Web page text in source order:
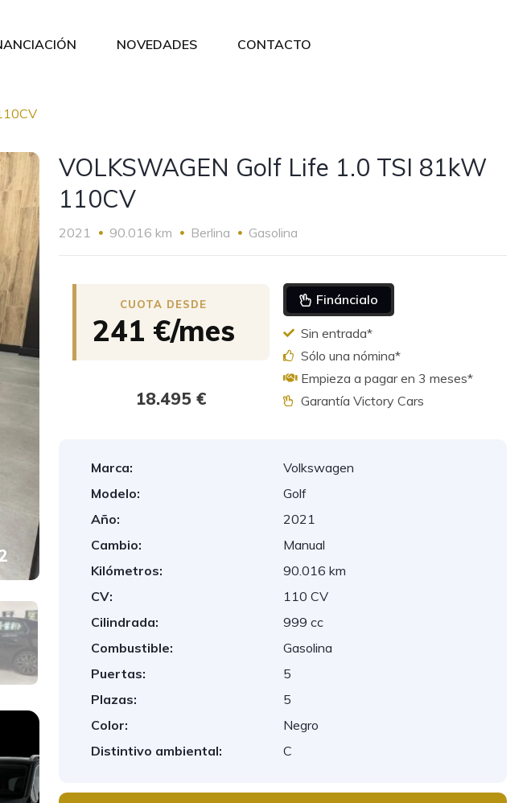
NOVEDADES CONTACTO
VOLKSWAGEN Golf Life 1.0 TSI 81kW
110CV
2021 90.016 km Berlina Gasolina
241 €/mes
18.495 €
Fináncialo
Sin entrada*
Sólo una nómina*
Empieza a pagar en 3 meses*
Garantía Victory Cars
Marca:
Volkswagen
Modelo:
Golf
Año:
2021
Cambio:
Manual
Kilómetros:
90.016 km
CV:
110 CV
Cilindrada:
999 cc
Combustible:
Gasolina
Puertas:
5
Plazas:
5
Color:
Negro
Distintivo ambiental:
C